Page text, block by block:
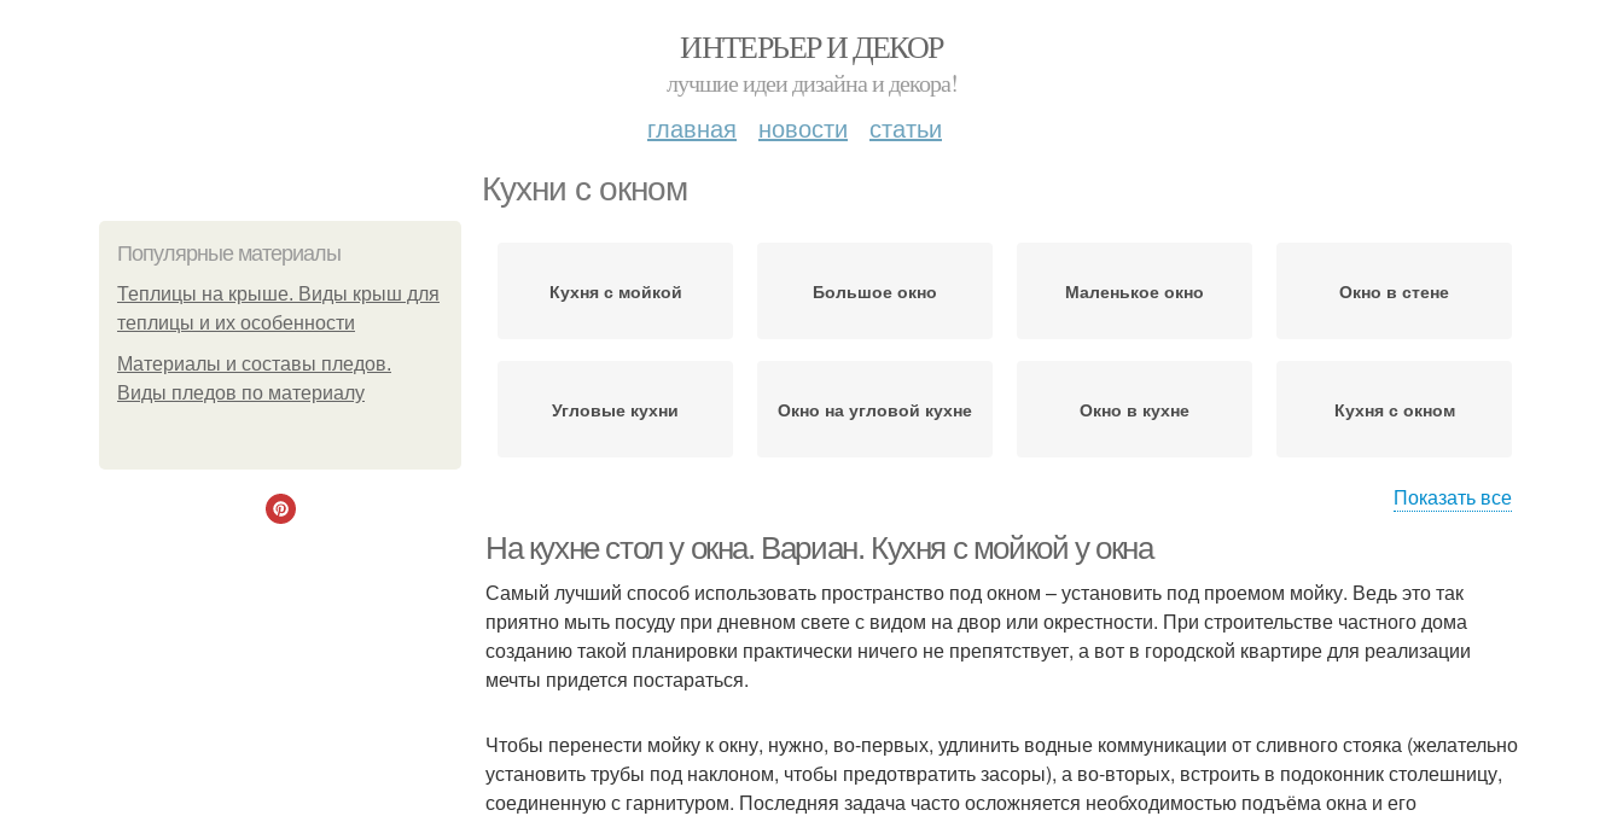
ИНТЕРЬЕР И ДЕКОР
лучшие идеи дизайна и декора!
главная новости статьи
Кухни с окном
Популярные материалы
Теплицы на крыше. Виды крыш для
теплицы и их особенности
Материалы и составы пледов.
Виды пледов по материалу
Кухня с мойкой Большое окно Маленькое окно Окно в стене
Угловые кухни Окно на угловой кухне Окно в кухне Кухня с окном
Показать все
На кухне стол у окна. Вариан. Кухня с мойкой у окна
Самый лучший способ использовать пространство под окном – установить под проемом мойку. Ведь это так
приятно мыть посуду при дневном свете с видом на двор или окрестности. При строительстве частного дома
созданию такой планировки практически ничего не препятствует, а вот в городской квартире для реализации
мечты придется постараться.
Чтобы перенести мойку к окну, нужно, во-первых, удлинить водные коммуникации от сливного стояка (желательно
установить трубы под наклоном, чтобы предотвратить засоры), а во-вторых, встроить в подоконник столешницу,
соединенную с гарнитуром. Последняя задача часто осложняется необходимостью подъёма окна и его